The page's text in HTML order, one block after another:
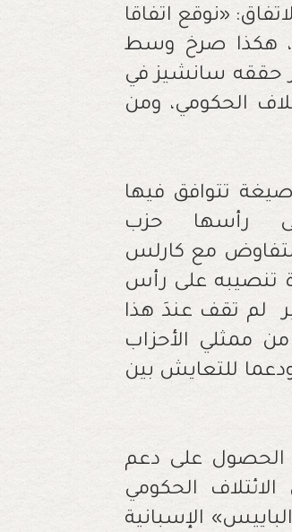
«نوقع اتفاقا
هكذا صرخ وسط
حققه سانشيز في
الحكومي، ومن
تتوافق فيها
رأسها حزب
والدخول في التفاوض مع كارلس
تنصيبه على رأس
لم تقف عندَ هذا
مثمرة، حيث أكد 80 بالمائة من ممثلي الأحزاب
للتعايش بين
الحصول على دعم
الحكومي
الإسبانية